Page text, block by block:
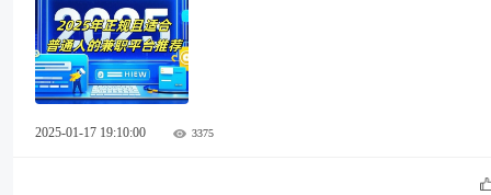
2025-01-17 19:10:00 3375